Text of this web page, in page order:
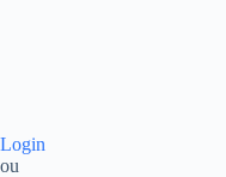
Login
ou